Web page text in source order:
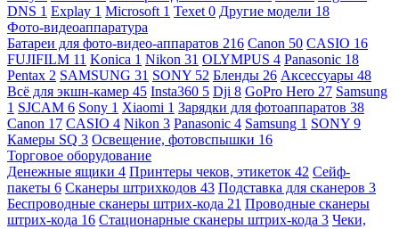
DNS 1 Explay 1 Microsoft 1 Texet 0 Другие модели 18
Фото-видеоаппаратура
Батареи для фото-видео-аппаратов 216 Canon 50 CASIO 16
FUJIFILM 11 Konica 1 Nikon 31 OLYMPUS 4 Panasonic 18
Pentax 2 SAMSUNG 31 SONY 52 Бленды 26 Аксессуары 48
Всё для экшн-камер 45 Insta360 5 Dji 8 GoPro Hero 27 Samsung
1 SJCAM 6 Sony 1 Xiaomi 1 Зарядки для фотоаппаратов 38
Canon 17 CASIO 4 Nikon 3 Panasonic 4 Samsung 1 SONY 9
Камеры SQ 3 Освещение, фотовспышки 16
Торговое оборудование
Денежные ящики 4 Принтеры чеков, этикеток 42 Сейф-
пакеты 6 Сканеры штрихкодов 43 Подставка для сканеров 3
Беспроводные сканеры штрих-кода 21 Проводные сканеры
штрих-кода 16 Стационарные сканеры штрих-кода 3 Чеки,